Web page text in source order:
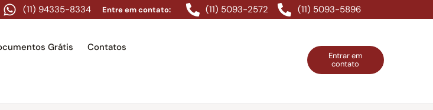
(11) 94335-8334 Entre em contato: (11) 5093-2572 (11) 5093-5896
Grátis Contatos
Entrar em
contato